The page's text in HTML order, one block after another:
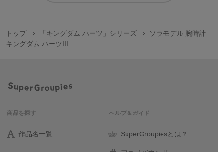
トップ 「キングダム ハーツ」シリーズ
ソラモデル 腕時計
キングダム ハーツIII
商品を探す
作品名一覧
ヘルプ＆ガイド
SuperGroupiesとは？